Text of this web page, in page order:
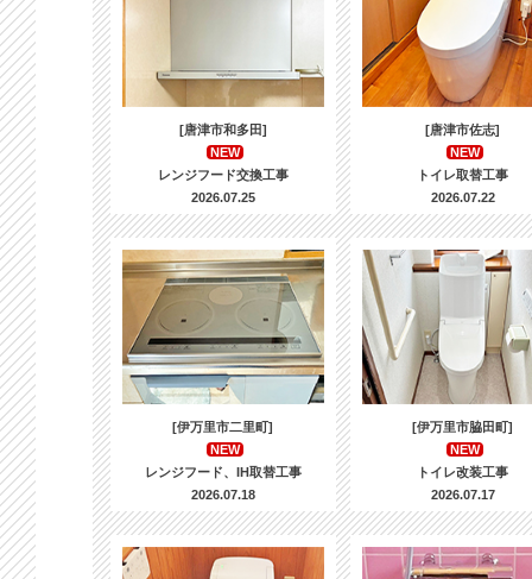
[唐津市和多田]
NEW
レンジフード交換工事
2026.07.25
[唐津市佐志]
NEW
トイレ取替工事
2026.07.22
[伊万里市二里町]
NEW
レンジフード、IH取替工事
2026.07.18
[伊万里市脇田町]
NEW
トイレ改装工事
2026.07.17